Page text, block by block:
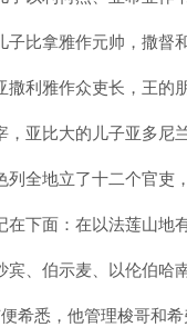
子比拿雅作元帅，撒督
撒利雅作众吏长，王的
亚比大的儿子亚多尼
列全地立了十二个官吏
在下面：在以法莲山地
宾、伯示麦、以伦伯哈
希悉，他管理梭哥和希